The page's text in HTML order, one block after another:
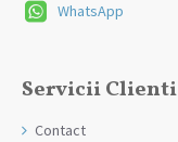
WhatsApp
Servicii Clienti
Contact